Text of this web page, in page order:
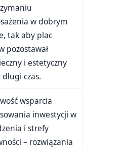
w dobrym
tak aby plac
pozostawał
i estetyczny
czas.
wsparcia
inwestycji w
i strefy
– rozwiązania